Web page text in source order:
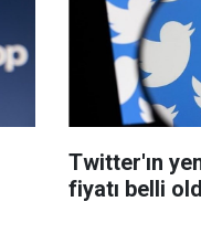
Twitter'ın
fiyatı belli